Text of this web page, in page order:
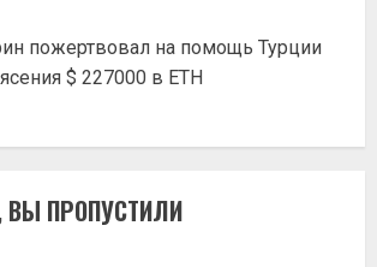
пожертвовал на помощь Турции
$ 227000 в ETH
ПРОПУСТИЛИ